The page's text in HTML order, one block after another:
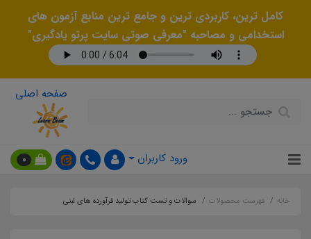
کامل ترین، کاربردی ترین و جامع ترین منابع آزمون های
استخدامی و مصاحبه "معرفی صوتی سایت پرتو یادگیری"
صفحه اصلی
ورود کاربران 0
خانه فهرست محصولات سوالات و تست کتاب تولید فرآورده های لبنی